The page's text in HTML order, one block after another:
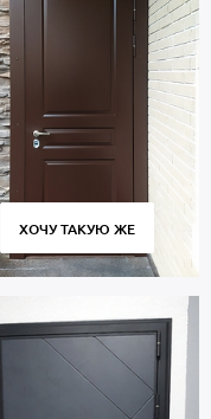
ХОЧУ ТАКУЮ ЖЕ